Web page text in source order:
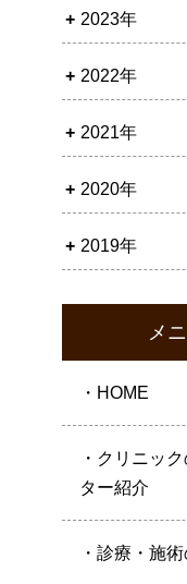
2023年
2022年
2021年
2020年
2019年
メ
・HOME
・クリニッ
ター紹介
・診療・施